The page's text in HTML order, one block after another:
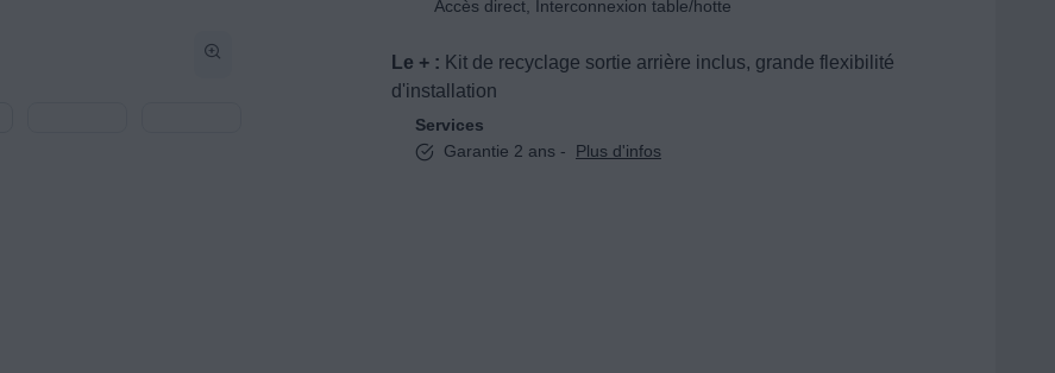
Accès direct, Interconnexion table/hotte
Le + : Kit de recyclage sortie arrière inclus, grande flexibilité
d'installation
Services
Garantie 2 ans -
Plus d'infos